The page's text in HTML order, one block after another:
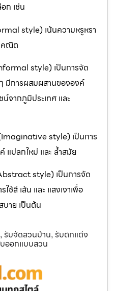
ก เช่น
style) เน้นความหรูหรา
คณิต
style) เป็นการจัด
มีการผสมผสานขององค์
น์จากภูมิประเทศ และ
style) เป็นการ
แปลกใหม่ และ ล้ำสมัย
style) เป็นการจัด
ช้สี เส้น และ แสงเงาเพื่อ
บาย เป็นต้น
, รับจัดสวนบ้าน, รับตกแต่ง
ออกแบบสวน